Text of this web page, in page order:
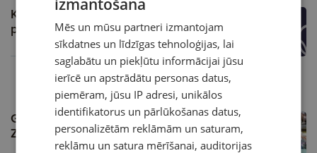
Krīgers un Stūriška BMX sacensībās
piedzīvo kritienus
01.08.2024, 00:00
Graudiņa/Samoilova izcīna pirmo uzvaru,
Zēboldam karjeras labākais brauciens
izmantošana
Mēs un mūsu partneri izmantojam
sīkdatnes un līdzīgas tehnoloģijas, lai
saglabātu un piekļūtu informācijai jūsu
ierīcē un apstrādātu personas datus,
piemēram, jūsu IP adresi, unikālos
identifikatorus un pārlūkošanas datus,
personalizētām reklāmām un saturam,
reklāmu un satura mērīšanai, auditorijas